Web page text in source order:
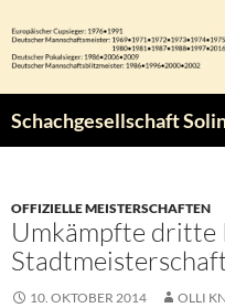
Inhalt
springen
Schachgesellschaft
OFFIZIELLE MEISTERSCHAFTEN
Umkämpfte dritte
10. OKTOBER 2014 OLLI